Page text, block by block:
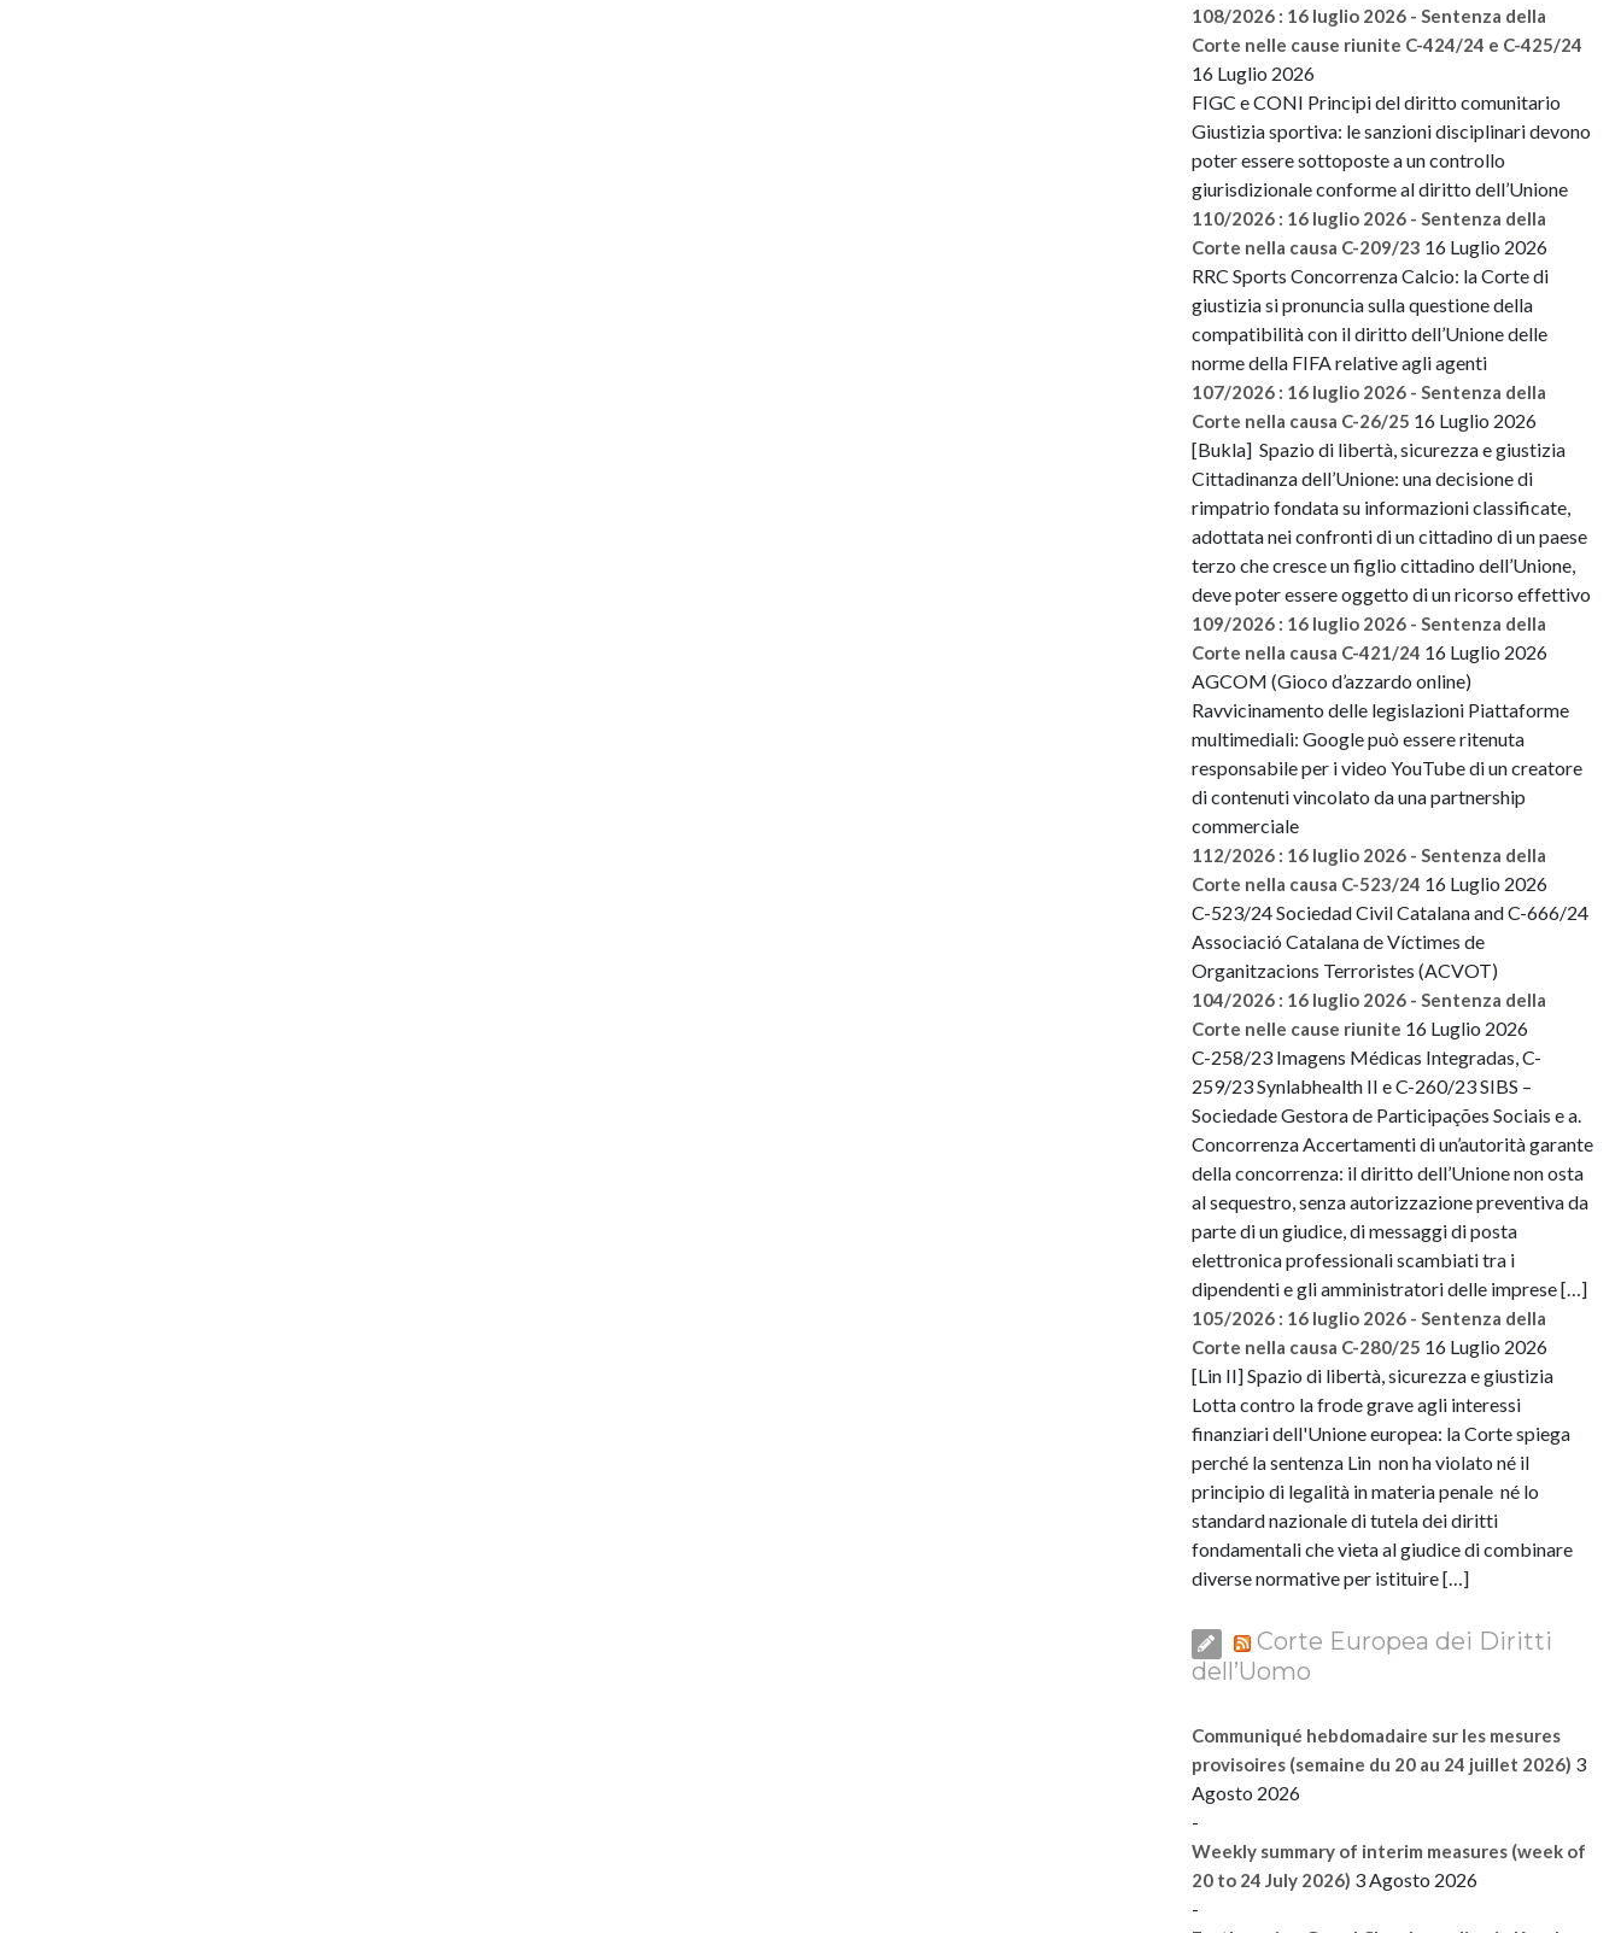
108/2026 : 16 luglio 2026 - Sentenza della
Corte nelle cause riunite C-424/24 e C-425/24
16 Luglio 2026
FIGC e CONI Principi del diritto comunitario
Giustizia sportiva: le sanzioni disciplinari devono
poter essere sottoposte a un controllo
giurisdizionale conforme al diritto dell’Unione
110/2026 : 16 luglio 2026 - Sentenza della
Corte nella causa C-209/23 16 Luglio 2026
RRC Sports Concorrenza Calcio: la Corte di
giustizia si pronuncia sulla questione della
compatibilità con il diritto dell’Unione delle
norme della FIFA relative agli agenti
107/2026 : 16 luglio 2026 - Sentenza della
Corte nella causa C-26/25 16 Luglio 2026
[Bukla] Spazio di libertà, sicurezza e giustizia
Cittadinanza dell’Unione: una decisione di
rimpatrio fondata su informazioni classificate,
adottata nei confronti di un cittadino di un paese
terzo che cresce un figlio cittadino dell’Unione,
deve poter essere oggetto di un ricorso effettivo
109/2026 : 16 luglio 2026 - Sentenza della
Corte nella causa C-421/24 16 Luglio 2026
AGCOM (Gioco d’azzardo online)
Ravvicinamento delle legislazioni Piattaforme
multimediali: Google può essere ritenuta
responsabile per i video YouTube di un creatore
di contenuti vincolato da una partnership
commerciale
112/2026 : 16 luglio 2026 - Sentenza della
Corte nella causa C-523/24 16 Luglio 2026
C-523/24 Sociedad Civil Catalana and C-666/24
Associació Catalana de Víctimes de
Organitzacions Terroristes (ACVOT)
104/2026 : 16 luglio 2026 - Sentenza della
Corte nelle cause riunite 16 Luglio 2026
C-258/23 Imagens Médicas Integradas, C-
259/23 Synlabhealth II e C-260/23 SIBS –
Sociedade Gestora de Participações Sociais e a.
Concorrenza Accertamenti di un’autorità garante
della concorrenza: il diritto dell’Unione non osta
al sequestro, senza autorizzazione preventiva da
parte di un giudice, di messaggi di posta
elettronica professionali scambiati tra i
dipendenti e gli amministratori delle imprese […]
105/2026 : 16 luglio 2026 - Sentenza della
Corte nella causa C-280/25 16 Luglio 2026
[Lin II] Spazio di libertà, sicurezza e giustizia
Lotta contro la frode grave agli interessi
finanziari dell'Unione europea: la Corte spiega
perché la sentenza Lin non ha violato né il
principio di legalità in materia penale né lo
standard nazionale di tutela dei diritti
fondamentali che vieta al giudice di combinare
diverse normative per istituire […]
Corte Europea dei Diritti
dell’Uomo
Communiqué hebdomadaire sur les mesures
provisoires (semaine du 20 au 24 juillet 2026) 3
Agosto 2026
-
Weekly summary of interim measures (week of
20 to 24 July 2026) 3 Agosto 2026
-